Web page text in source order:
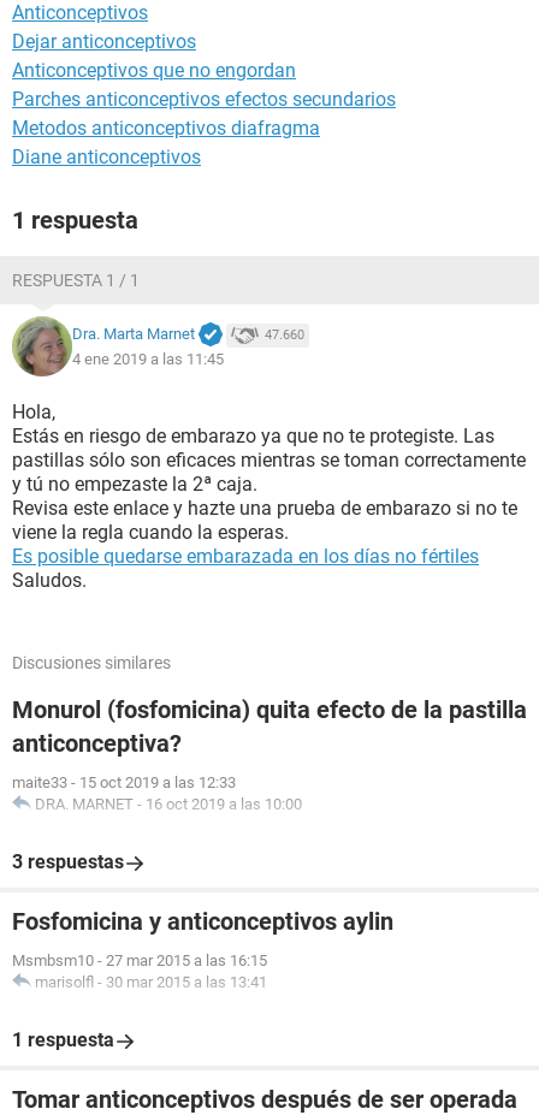
Anticonceptivos
Dejar anticonceptivos
Anticonceptivos que no engordan
Parches anticonceptivos efectos secundarios
Metodos anticonceptivos diafragma
Diane anticonceptivos
1 respuesta
RESPUESTA 1 / 1
Dra. Marta Marnet 47.660
4 ene 2019 a las 11:45
Hola,
Estás en riesgo de embarazo ya que no te protegiste. Las
pastillas sólo son eficaces mientras se toman correctamente
y tú no empezaste la 2ª caja.
Revisa este enlace y hazte una prueba de embarazo si no te
viene la regla cuando la esperas.
Es posible quedarse embarazada en los días no fértiles
Saludos.
Discusiones similares
Monurol (fosfomicina) quita efecto de la pastilla
anticonceptiva?
maite33 - 15 oct 2019 a las 12:33
DRA. MARNET - 16 oct 2019 a las 10:00
3 respuestas
Fosfomicina y anticonceptivos aylin
Msmbsm10 - 27 mar 2015 a las 16:15
marisolfl - 30 mar 2015 a las 13:41
1 respuesta
Tomar anticonceptivos después de ser operada